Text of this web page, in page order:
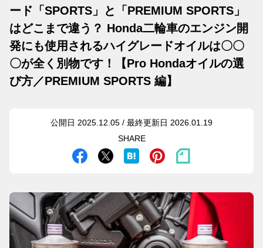
ード「SPORTS」と「PREMIUM SPORTS」
はどこまで違う？ Honda二輪車のエンジン開
発にも使用されるハイグレードオイルは〇〇
〇が全く別物です！【Pro Hondaオイルの選
び方／PREMIUM SPORTS 編】
公開日 2025.12.05 / 最終更新日 2026.01.19
SHARE